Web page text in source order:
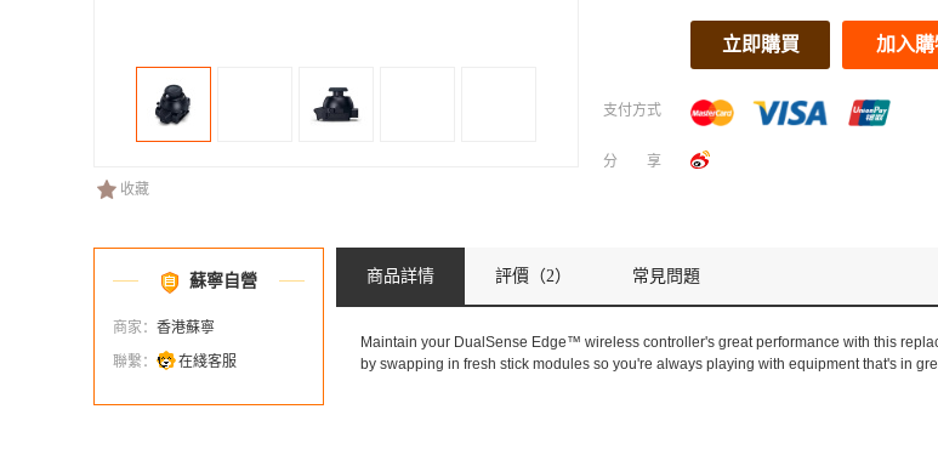
收藏
立即購買 加入購
支付方式
分享
蘇寧自營
商家： 香港蘇寧
聯繫：
在綫客服
商品詳情 評價 （2） 常見問題
Maintain your DualSense Edge™ wireless controller's great performance with this
by swapping in fresh stick modules so you're always playing with equipment that's in